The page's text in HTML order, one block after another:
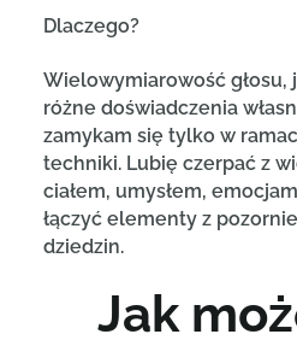
Dlaczego?
Wielowymiarowość głosu,
różne doświadczenia
zamykam się tylko w
techniki. Lubię czerpać z
ciałem, umysłem,
łączyć elementy z
dziedzin.
Jak